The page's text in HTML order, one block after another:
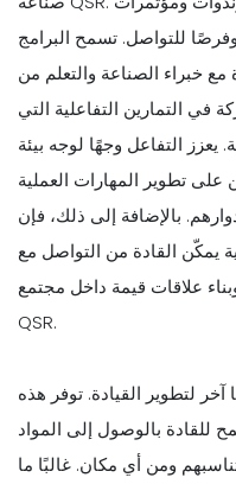
للتواصل. تسمح البرامج
خبراء الصناعة والتعلم من
في التمارين التفاعلية التي
يعزز التفاعل وجهًا لوجه بيئة
على تطوير المهارات العملية
بالإضافة إلى ذلك، فإن
يمكّن القادة من التواصل مع
علاقات قيمة داخل مجتمع
QSR.
آخر لتطوير القيادة. توفر هذه
للقادة بالوصول إلى المواد
ومن أي مكان. غالبًا ما